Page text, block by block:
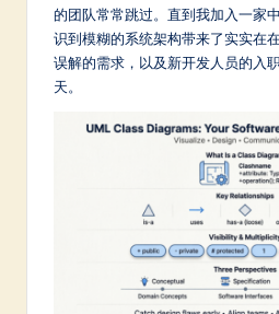
fi
d
的团队常常跳过。直到我加入一家
识到模糊的系统架构带来了实实在
误解的需求，以及新开发人员的入
天。